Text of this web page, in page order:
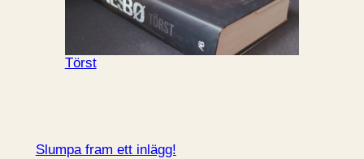
Törst
Slumpa fram ett inlägg!